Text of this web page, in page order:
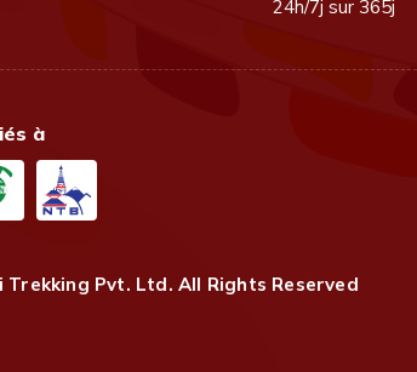
24h/7j sur 365j
à
Trekking Pvt. Ltd. All Rights Reserved